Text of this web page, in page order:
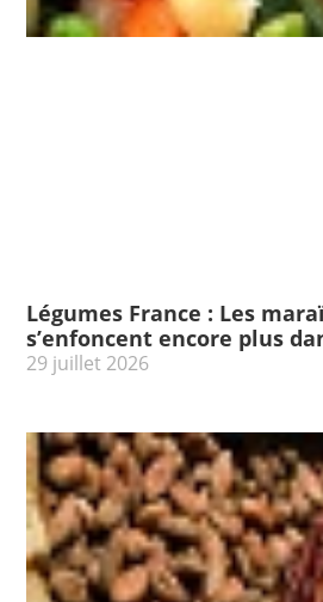
Légumes France : Les
s’enfoncent encore plus
29 juillet 2026